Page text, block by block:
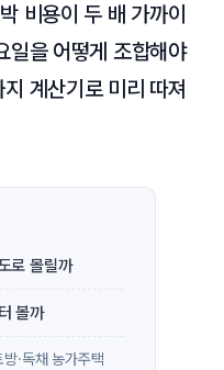
비용이 두 배 가까이
일을 어떻게 조합해야
계산기로 미리 따져
로 몰릴까
볼까
·독채 농가주택